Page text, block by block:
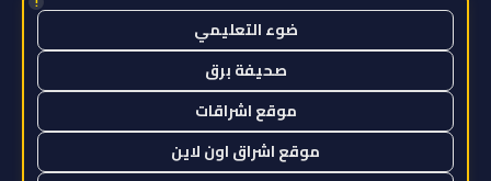
ضوء التعليمي
صحيفة برق
موقع اشراقات
موقع اشراق اون لاين